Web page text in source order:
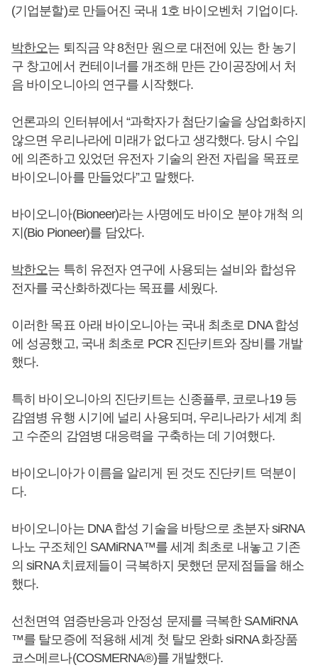
(기업분할)로 만들어진 국내 1호 바이오벤처 기업이다.
박한오는 퇴직금 약 8천만 원으로 대전에 있는 한 농기
구 창고에서 컨테이너를 개조해 만든 간이공장에서 처
음 바이오니아의 연구를 시작했다.
언론과의 인터뷰에서 “과학자가 첨단기술을 상업화하지
않으면 우리나라에 미래가 없다고 생각했다. 당시 수입
에 의존하고 있었던 유전자 기술의 완전 자립을 목표로
바이오니아를 만들었다”고 말했다.
바이오니아(Bioneer)라는 사명에도 바이오 분야 개척 의
지(Bio Pioneer)를 담았다.
박한오는 특히 유전자 연구에 사용되는 설비와 합성유
전자를 국산화하겠다는 목표를 세웠다.
이러한 목표 아래 바이오니아는 국내 최초로 DNA 합성
에 성공했고, 국내 최초로 PCR 진단키트와 장비를 개발
했다.
특히 바이오니아의 진단키트는 신종플루, 코로나19 등
감염병 유행 시기에 널리 사용되며, 우리나라가 세계 최
고 수준의 감염병 대응력을 구축하는 데 기여했다.
바이오니아가 이름을 알리게 된 것도 진단키트 덕분이
다.
바이오니아는 DNA 합성 기술을 바탕으로 초분자 siRNA
나노 구조체인 SAMiRNA™를 세계 최초로 내놓고 기존
의 siRNA 치료제들이 극복하지 못했던 문제점들을 해소
했다.
선천면역 염증반응과 안정성 문제를 극복한 SAMiRNA
™를 탈모증에 적용해 세계 첫 탈모 완화 siRNA 화장품
코스메르나(COSMERNA®)를 개발했다.